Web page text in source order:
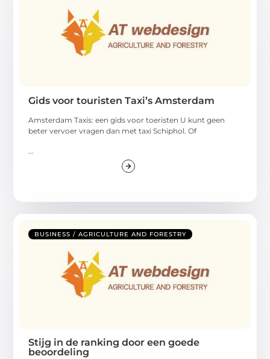
Gids voor touristen Taxi’s Amsterdam
Amsterdam Taxis: een gids voor toeristen U kunt geen
beter vervoer vragen dan met taxi Schiphol. Of
BUSINESS / AGRICULTURE AND FORESTRY
Stijg in de ranking door een goede
beoordeling